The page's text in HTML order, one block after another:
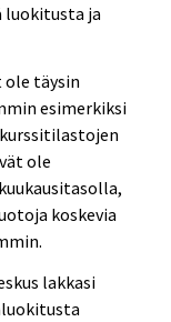
luokitusta ja
täysin
esimerkiksi
ole
koskevia
lakkasi